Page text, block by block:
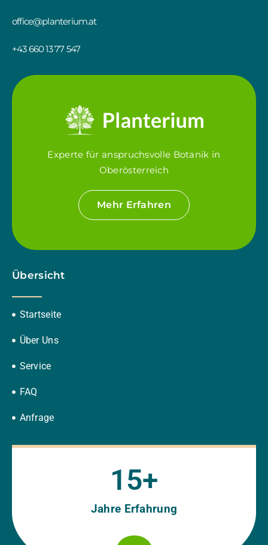
office@planterium.at
+43 660 13 77 547
Experte für anspruchsvolle Botanik in
Oberösterreich
Mehr Erfahren
Übersicht
Startseite
Über Uns
Service
FAQ
Anfrage
Jahre Erfahrung
15+